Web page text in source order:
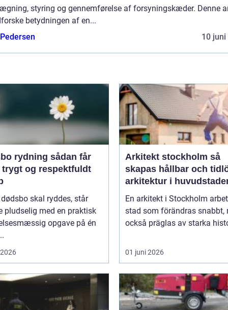
styring og gennemførelse af forsyningskæder. Denne
betydningen af en...
10 juni
sådan får
trygt og respektfuldt
skal ryddes, står
pludselig med en praktisk
opgave på én
Arkitekt stockholm så
skapas hållbar och
arkitektur i
En arkitekt i Stockholm
stad som förändras snabbt,
också präglas av starka
01 juni 2026